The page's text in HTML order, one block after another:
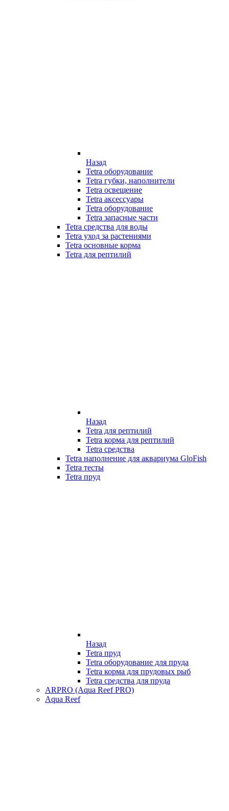
Назад
Tetra оборудование
Tetra губки, наполнители
Tetra освещение
Tetra аксессуары
Tetra оборудование
Tetra запасные части
Tetra средства для воды
Tetra уход за растениями
Tetra основные корма
Tetra для рептилий
Назад
Tetra для рептилий
Tetra корма для рептилий
Tetra средства
Tetra наполнение для аквариума GloFish
Tetra тесты
Tetra пруд
Назад
Tetra пруд
Tetra оборудование для пруда
Tetra корма для прудовых рыб
Tetra средства для пруда
ARPRO (Aqua Reef PRO)
Aqua Reef